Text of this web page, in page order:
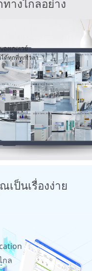
างไกลอย่าง
งเกตเวย์
ด้ทุกที่ทุกเวลา
ป็นเรื่องง่าย
กล